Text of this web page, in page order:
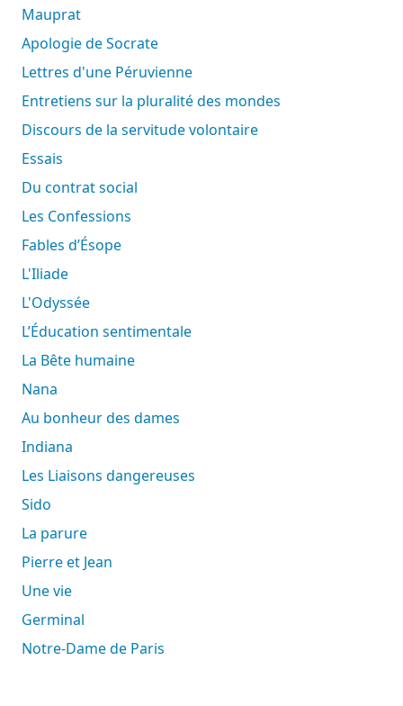
Mauprat
Apologie de Socrate
Lettres d'une Péruvienne
Entretiens sur la pluralité des mondes
Discours de la servitude volontaire
Essais
Du contrat social
Les Confessions
Fables d’Ésope
L'Iliade
L'Odyssée
L’Éducation sentimentale
La Bête humaine
Nana
Au bonheur des dames
Indiana
Les Liaisons dangereuses
Sido
La parure
Pierre et Jean
Une vie
Germinal
Notre-Dame de Paris